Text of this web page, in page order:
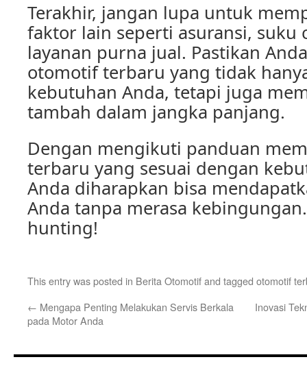
Terakhir, jangan lupa untuk
faktor lain seperti asuransi, suku
layanan purna jual. Pastikan
otomotif terbaru yang tidak
kebutuhan Anda, tetapi juga
tambah dalam jangka panjang.
Dengan mengikuti panduan
terbaru yang sesuai dengan
Anda diharapkan bisa
Anda tanpa merasa
hunting!
This entry was posted in Berita Otomotifand tagged otomotif
← Mengapa Penting Melakukan Servis Berkala
pada Motor Anda
Inovasi